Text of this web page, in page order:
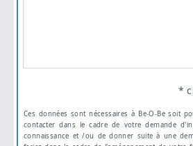
*
Ces données sont nécessaires à Be-O-Be soit
contacter dans le cadre de votre demande
connaissance et /ou de donner suite à une